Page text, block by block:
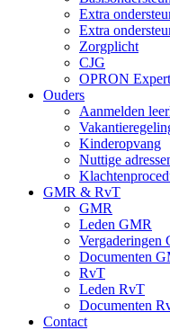
Extra
Extra
Zorgplicht
CJG
OPRON
Ouders
Aanmelden
Kinderopvang
Nuttige
GMR & RvT
GMR
Leden GMR
Vergaderingen
Documenten
RvT
Leden RvT
Documenten
Contact